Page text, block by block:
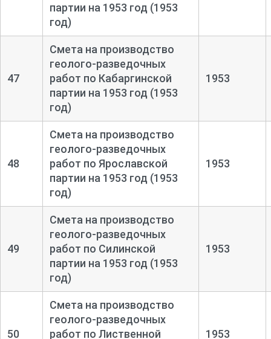
партии на 1953 год (1953
год)
47
Смета на производство
геолого-разведочных
работ по Кабаргинской
партии на 1953 год (1953
год)
1953
48
Смета на производство
геолого-разведочных
работ по Ярославской
партии на 1953 год (1953
год)
1953
49
Смета на производство
геолого-разведочных
работ по Силинской
партии на 1953 год (1953
год)
1953
50
Смета на производство
геолого-разведочных
работ по Лиственной
1953